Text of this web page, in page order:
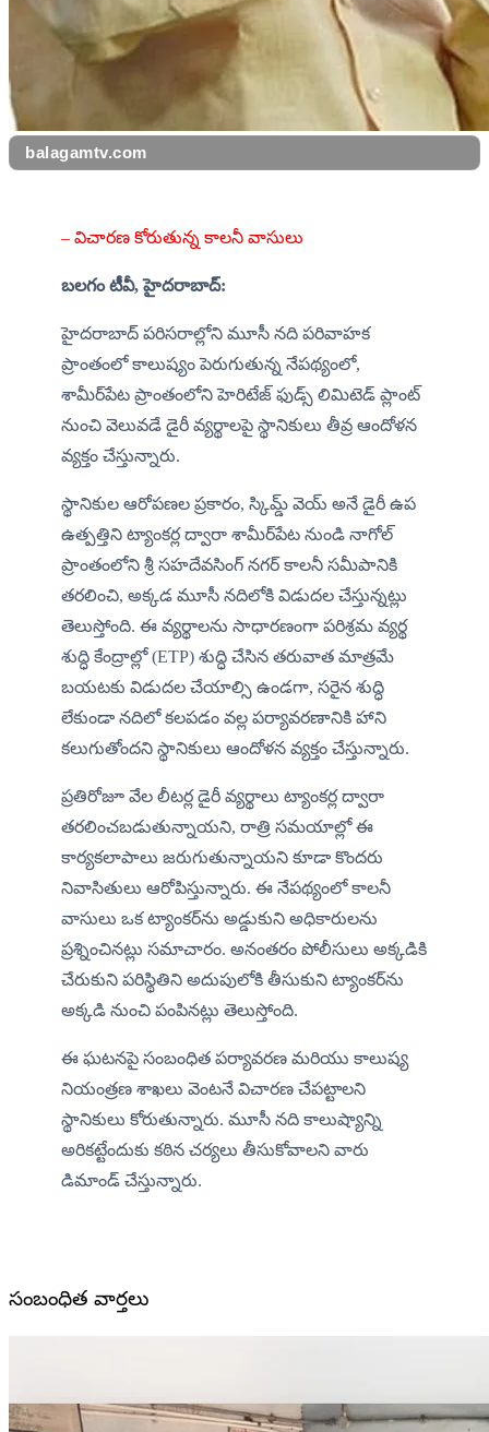
balagamtv.com
– విచారణ కోరుతున్న కాలనీ వాసులు
బలగం టీవీ, హైదరాబాద్:
హైదరాబాద్ పరిసరాల్లోని మూసీ నది పరివాహక
ప్రాంతంలో కాలుష్యం పెరుగుతున్న నేపథ్యంలో,
శామీర్‌పేట ప్రాంతంలోని హెరిటేజ్ ఫుడ్స్ లిమిటెడ్ ప్లాంట్
నుంచి వెలువడే డైరీ వ్యర్థాలపై స్థానికులు తీవ్ర ఆందోళన
వ్యక్తం చేస్తున్నారు.
స్థానికుల ఆరోపణల ప్రకారం, స్కిమ్డ్ వెయ్ అనే డైరీ ఉప
ఉత్పత్తిని ట్యాంకర్ల ద్వారా శామీర్‌పేట నుండి నాగోల్
ప్రాంతంలోని శ్రీ సహదేవసింగ్ నగర్ కాలనీ సమీపానికి
తరలించి, అక్కడ మూసీ నదిలోకి విడుదల చేస్తున్నట్లు
తెలుస్తోంది. ఈ వ్యర్థాలను సాధారణంగా పరిశ్రమ వ్యర్థ
శుద్ధి కేంద్రాల్లో (ETP) శుద్ధి చేసిన తరువాత మాత్రమే
బయటకు విడుదల చేయాల్సి ఉండగా, సరైన శుద్ధి
లేకుండా నదిలో కలపడం వల్ల పర్యావరణానికి హాని
కలుగుతోందని స్థానికులు ఆందోళన వ్యక్తం చేస్తున్నారు.
ప్రతిరోజూ వేల లీటర్ల డైరీ వ్యర్థాలు ట్యాంకర్ల ద్వారా
తరలించబడుతున్నాయని, రాత్రి సమయాల్లో ఈ
కార్యకలాపాలు జరుగుతున్నాయని కూడా కొందరు
నివాసితులు ఆరోపిస్తున్నారు. ఈ నేపథ్యంలో కాలనీ
వాసులు ఒక ట్యాంకర్‌ను అడ్డుకుని అధికారులను
ప్రశ్నించినట్లు సమాచారం. అనంతరం పోలీసులు అక్కడికి
చేరుకుని పరిస్థితిని అదుపులోకి తీసుకుని ట్యాంకర్‌ను
అక్కడి నుంచి పంపినట్లు తెలుస్తోంది.
ఈ ఘటనపై సంబంధిత పర్యావరణ మరియు కాలుష్య
నియంత్రణ శాఖలు వెంటనే విచారణ చేపట్టాలని
స్థానికులు కోరుతున్నారు. మూసీ నది కాలుష్యాన్ని
అరికట్టేందుకు కఠిన చర్యలు తీసుకోవాలని వారు
డిమాండ్ చేస్తున్నారు.
సంబంధిత వార్తలు